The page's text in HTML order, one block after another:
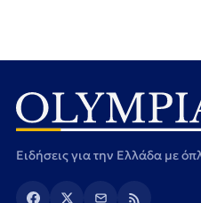
Ειδήσεις για την Ελλάδα με